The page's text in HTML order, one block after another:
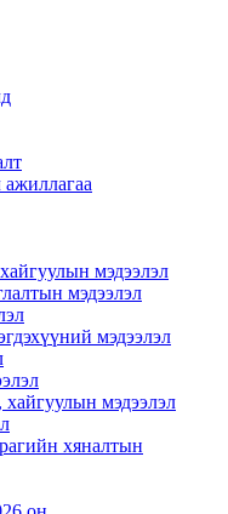
мэдээлэл
мэдээлэл
мэдээлэл
мэдээлэл
хяналтын